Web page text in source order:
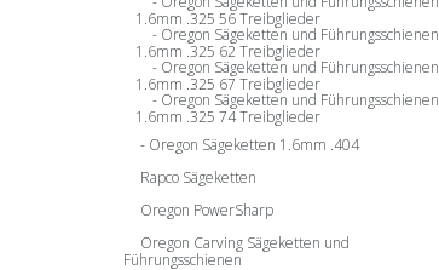
1.6mm .325 56 Treibglieder
Oregon Sägeketten und Führungsschienen
1.6mm .325 62 Treibglieder
Oregon Sägeketten und Führungsschienen
1.6mm .325 67 Treibglieder
Oregon Sägeketten und Führungsschienen
1.6mm .325 74 Treibglieder
Oregon Sägeketten 1.6mm .404
Rapco Sägeketten
Oregon PowerSharp
Oregon Carving Sägeketten und
Führungsschienen